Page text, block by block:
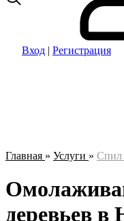
Вход | Регистрация
Главная » Услуги » Спил
деревьев в